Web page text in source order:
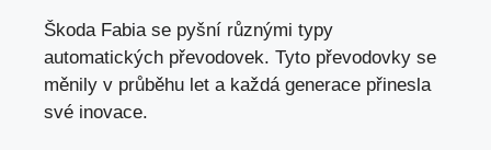
Škoda Fabia se pyšní různými typy
automatických převodovek. Tyto převodovky se
měnily v průběhu let a každá generace přinesla
své inovace.